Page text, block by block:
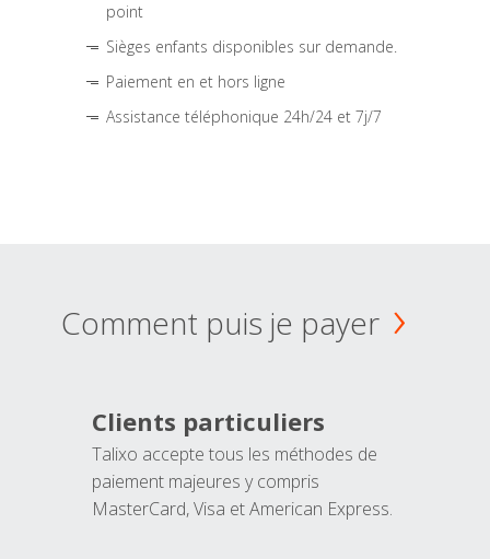
point
Sièges enfants disponibles sur demande.
Paiement en et hors ligne
Assistance téléphonique 24h/24 et 7j/7
Comment puis je payer
Clients particuliers
Talixo accepte tous les méthodes de
paiement majeures y compris
MasterCard, Visa et American Express.